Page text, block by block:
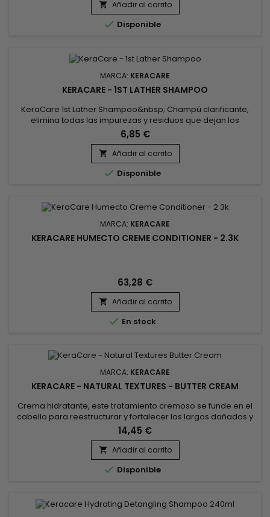
cutículas para una mejor retención de la humedad. Deja el
cabello sin enredos, sedoso, suave y brillante. Beneficios : El
cabello...
 Añadir al carrito
 Disponible
MARCA: KERACARE
KERACARE - 1ST LATHER SHAMPOO
KeraCare 1st Lather Shampoo&nbsp; Champú clarificante,
elimina todas las impurezas y residuos que dejan los
productos de peinado. Sin sulfatos, su suave fórmula está
compuesta por ingredientes que limpian, nutren y fortalecen
el cabello. KeraCare 1st Lather Shampoo limpia
profundamente, desintoxica el cabello y el cuero cabelludo,
refresca y...
6,85 €
 Añadir al carrito
 Disponible
MARCA: KERACARE
KERACARE HUMECTO CREME CONDITIONER - 2.3K
63,28 €
 Añadir al carrito
 En stock
MARCA: KERACARE
KERACARE - NATURAL TEXTURES - BUTTER CREAM
Crema hidratante, este tratamiento cremoso se funde en el
cabello para reestructurar y fortalecer los largos dañados y
debilitados día tras día. Formulada con manteca de Karité y
Cacao, aceites de Shikakai y Argán, KeraCare Natural
Textures Butter Cream envuelve y desenreda el cabello,
aportando suavidad, flexibilidad y brillo al cabello. La crema
para...
14,45 €
 Añadir al carrito
 Disponible